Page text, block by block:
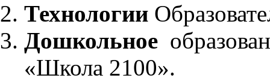
Технологии
Дошкольное
«Школа 2100».